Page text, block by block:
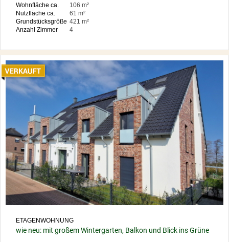
Wohnfläche ca.
106 m²
Nutzfläche ca.
61 m²
Grundstücksgröße 421 m²
Anzahl Zimmer
4
ETAGENWOHNUNG
wie neu: mit großem Wintergarten, Balkon und Blick ins Grüne